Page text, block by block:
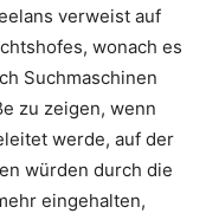
verweist auf
wonach es
Suchmaschinen
zu zeigen, wenn
werde, auf der
würden durch die
eingehalten,